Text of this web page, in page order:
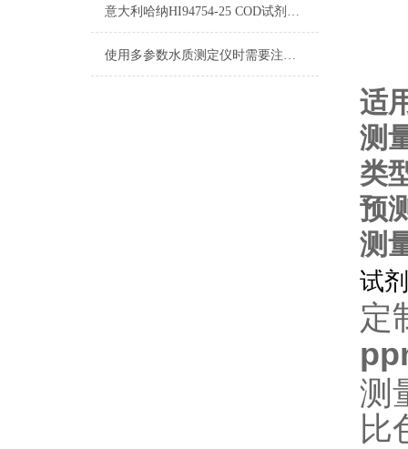
意大利哈纳HI94754-25 COD试剂测量标准和量程
使用多参数水质测定仪时需要注意什么？
适
测
类
预
测
试
定
测
比